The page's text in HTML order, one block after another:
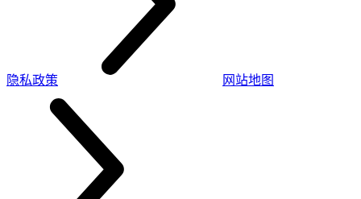
隐私政策 网站地图